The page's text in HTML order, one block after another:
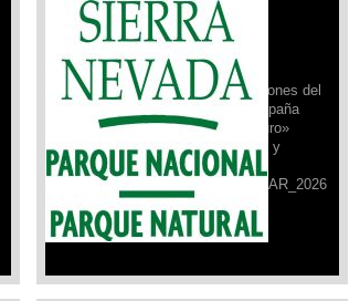
Campaña de Seguridad PNSN:
12/03/2026
Desde el Refugio Poqueira,
actualizamos la ficha de condiciones del
12 de marzo de 2026, de la campaña
«Sierra Nevada para vivirla seguro»
realizada por el Parque Nacional y
Natural de Sierra Nevada.
FICHA_DE_SEGURIDAD_12_MAR_2026
Leer Más »